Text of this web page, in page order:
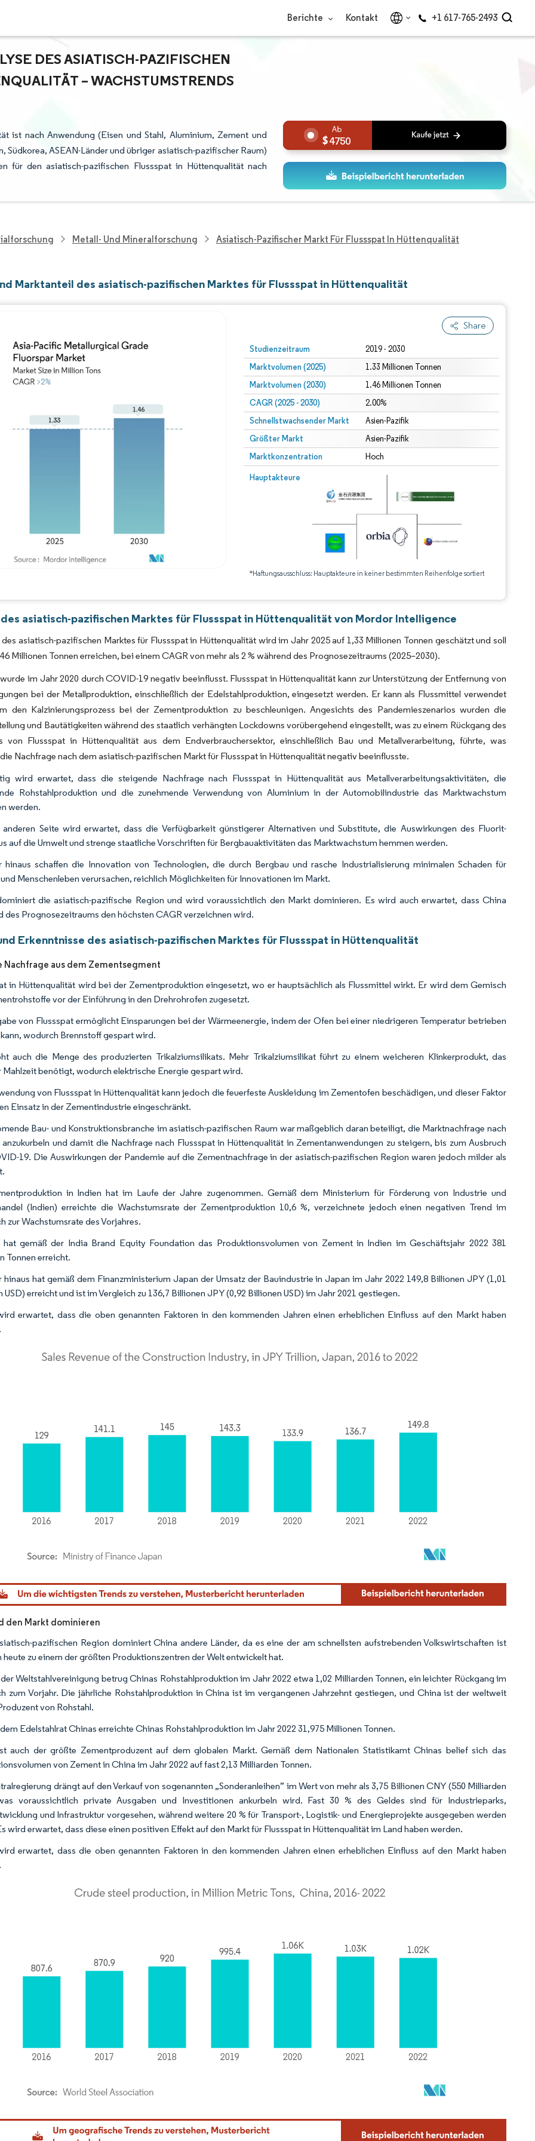
Berichte Kontakt +1 617-765-2493
DES ASIATISCH-PAZIFISCHEN M
– WACHSTUMSTRENDS U
ist nach Anwendung (Eisen und Stahl, Aluminium, Zement und
ASEAN-Länder und übriger asiatisch-pazifischer Raum)
für den asiatisch-pazifischen Flussspat in Hüttenqualität nach
4750
Metall- Und Mineralforschung Asiatisch-Pazifischer Markt Für Flussspat In Hüttenqualität
Marktanteil des asiatisch-pazifischen Marktes für Flussspat in Hüttenqualität
Share
Studienzeitraum 2019 - 2030
Marktvolumen (2025) 1.33 Millionen Tonnen
Marktvolumen (2030) 1.46 Millionen Tonnen
CAGR (2025 - 2030) 2.00%
Schnellstwachsender Markt Asien-Pazifik
Größter Markt Asien-Pazifik
Marktkonzentration Hoch
Hauptakteure
*Haftungsausschluss: Hauptakteure in keiner bestimmten Reihenfolge sortiert
Bild © Mordor Intelligence. Wiederverwendung erfordert Namensnennung gemäß CC BY 4.0.
asiatisch-pazifischen Marktes für Flussspat in Hüttenqualität von Mordor Intelligence
asiatisch-pazifischen Marktes für Flussspat in Hüttenqualität wird im Jahr 2025 auf 1,33 Millionen Tonnen geschätzt und soll
Millionen Tonnen erreichen, bei einem CAGR von mehr als 2 % während des Prognosezeitraums (2025–2030).
im Jahr 2020 durch COVID-19 negativ beeinflusst. Flussspat in Hüttenqualität kann zur Unterstützung der Entfernung von
bei der Metallproduktion, einschließlich der Edelstahlproduktion, eingesetzt werden. Er kann als Flussmittel verwendet
den Kalzinierungsprozess bei der Zementproduktion zu beschleunigen. Angesichts des Pandemieszenarios wurden die
und Bautätigkeiten während des staatlich verhängten Lockdowns vorübergehend eingestellt, was zu einem Rückgang des
von Flussspat in Hüttenqualität aus dem Endverbrauchersektor, einschließlich Bau und Metallverarbeitung, führte, was
Nachfrage nach dem asiatisch-pazifischen Markt für Flussspat in Hüttenqualität negativ beeinflusste.
wird erwartet, dass die steigende Nachfrage nach Flussspat in Hüttenqualität aus Metallverarbeitungsaktivitäten, die
Rohstahlproduktion und die zunehmende Verwendung von Aluminium in der Automobilindustrie das Marktwachstum
werden.
Seite wird erwartet, dass die Verfügbarkeit günstigerer Alternativen und Substitute, die Auswirkungen des Fluorit-
auf die Umwelt und strenge staatliche Vorschriften für Bergbauaktivitäten das Marktwachstum hemmen werden.
hinaus schaffen die Innovation von Technologien, die durch Bergbau und rasche Industrialisierung minimalen Schaden für
Menschenleben verursachen, reichlich Möglichkeiten für Innovationen im Markt.
die asiatisch-pazifische Region und wird voraussichtlich den Markt dominieren. Es wird auch erwartet, dass China
des Prognosezeitraums den höchsten CAGR verzeichnen wird.
Erkenntnisse des asiatisch-pazifischen Marktes für Flussspat in Hüttenqualität
Nachfrage aus dem Zementsegment
in Hüttenqualität wird bei der Zementproduktion eingesetzt, wo er hauptsächlich als Flussmittel wirkt. Er wird dem Gemisch
vor der Einführung in den Drehrohrofen zugesetzt.
von Flussspat ermöglicht Einsparungen bei der Wärmeenergie, indem der Ofen bei einer niedrigeren Temperatur betrieben
wodurch Brennstoff gespart wird.
auch die Menge des produzierten Trikalziumsilikats. Mehr Trikalziumsilikat führt zu einem weicheren Klinkerprodukt, das
Mahlzeit benötigt, wodurch elektrische Energie gespart wird.
von Flussspat in Hüttenqualität kann jedoch die feuerfeste Auskleidung im Zementofen beschädigen, und dieser Faktor
Einsatz in der Zementindustrie eingeschränkt.
Bau- und Konstruktionsbranche im asiatisch-pazifischen Raum war maßgeblich daran beteiligt, die Marktnachfrage nach
anzukurbeln und damit die Nachfrage nach Flussspat in Hüttenqualität in Zementanwendungen zu steigern, bis zum Ausbruch
19. Die Auswirkungen der Pandemie auf die Zementnachfrage in der asiatisch-pazifischen Region waren jedoch milder als
in Indien hat im Laufe der Jahre zugenommen. Gemäß dem Ministerium für Förderung von Industrie und
(Indien) erreichte die Wachstumsrate der Zementproduktion 10,6 %, verzeichnete jedoch einen negativen Trend im
zur Wachstumsrate des Vorjahres.
hat gemäß der India Brand Equity Foundation das Produktionsvolumen von Zement in Indien im Geschäftsjahr 2022 381
Tonnen erreicht.
hinaus hat gemäß dem Finanzministerium Japan der Umsatz der Bauindustrie in Japan im Jahr 2022 149,8 Billionen JPY (1,01
USD) erreicht und ist im Vergleich zu 136,7 Billionen JPY (0,92 Billionen USD) im Jahr 2021 gestiegen.
erwartet, dass die oben genannten Faktoren in den kommenden Jahren einen erheblichen Einfluss auf den Markt haben
Intelligence. Wiederverwendung erfordert Namensnennung gemäß CC BY 4.0.
den Markt dominieren
pazifischen Region dominiert China andere Länder, da es eine der am schnellsten aufstrebenden Volkswirtschaften ist
heute zu einem der größten Produktionszentren der Welt entwickelt hat.
Weltstahlvereinigung betrug Chinas Rohstahlproduktion im Jahr 2022 etwa 1,02 Milliarden Tonnen, ein leichter Rückgang im
zum Vorjahr. Die jährliche Rohstahlproduktion in China ist im vergangenen Jahrzehnt gestiegen, und China ist der weltweit
von Rohstahl.
Edelstahlrat Chinas erreichte Chinas Rohstahlproduktion im Jahr 2022 31,975 Millionen Tonnen.
auch der größte Zementproduzent auf dem globalen Markt. Gemäß dem Nationalen Statistikamt Chinas belief sich das
von Zement in China im Jahr 2022 auf fast 2,13 Milliarden Tonnen.
drängt auf den Verkauf von sogenannten „Sonderanleihen” im Wert von mehr als 3,75 Billionen CNY (550 Milliarden
voraussichtlich private Ausgaben und Investitionen ankurbeln wird. Fast 30 % des Geldes sind für Industrieparks,
und Infrastruktur vorgesehen, während weitere 20 % für Transport-, Logistik- und Energieprojekte ausgegeben werden
wird erwartet, dass diese einen positiven Effekt auf den Markt für Flussspat in Hüttenqualität im Land haben werden.
erwartet, dass die oben genannten Faktoren in den kommenden Jahren einen erheblichen Einfluss auf den Markt haben
Intelligence. Wiederverwendung erfordert Namensnennung gemäß CC BY 4.0.